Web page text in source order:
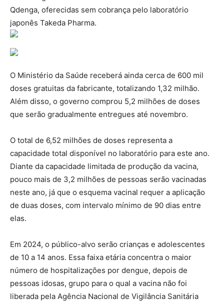
Qdenga, oferecidas sem cobrança pelo laboratório
japonês Takeda Pharma.
O Ministério da Saúde receberá ainda cerca de 600 mil
doses gratuitas da fabricante, totalizando 1,32 milhão.
Além disso, o governo comprou 5,2 milhões de doses
que serão gradualmente entregues até novembro.
O total de 6,52 milhões de doses representa a
capacidade total disponível no laboratório para este ano.
Diante da capacidade limitada de produção da vacina,
pouco mais de 3,2 milhões de pessoas serão vacinadas
neste ano, já que o esquema vacinal requer a aplicação
de duas doses, com intervalo mínimo de 90 dias entre
elas.
Em 2024, o público-alvo serão crianças e adolescentes
de 10 a 14 anos. Essa faixa etária concentra o maior
número de hospitalizações por dengue, depois de
pessoas idosas, grupo para o qual a vacina não foi
liberada pela Agência Nacional de Vigilância Sanitária